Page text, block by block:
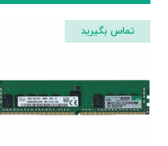
تماس بگیرید